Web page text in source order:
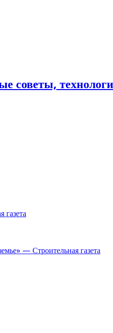
советы,
газета
— Строительная газета